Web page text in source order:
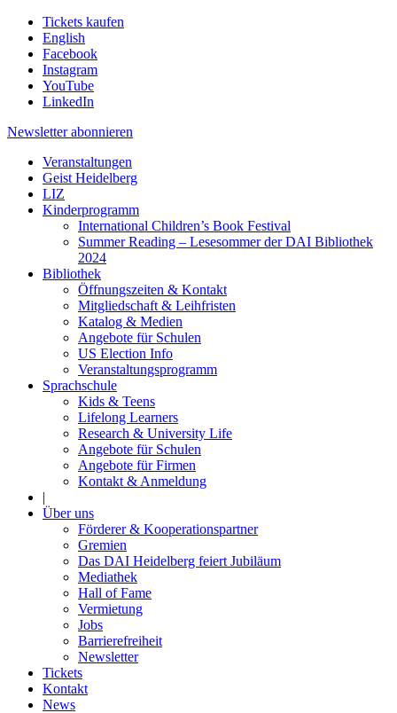
Tickets kaufen
English
Facebook
Instagram
YouTube
LinkedIn
Newsletter abonnieren
Veranstaltungen
Geist Heidelberg
LIZ
Kinderprogramm
International Children’s Book Festival
Summer Reading – Lesesommer der DAI Bibliothek
2024
Bibliothek
Öffnungszeiten & Kontakt
Mitgliedschaft & Leihfristen
Katalog & Medien
Angebote für Schulen
US Election Info
Veranstaltungsprogramm
Sprachschule
Kids & Teens
Lifelong Learners
Research & University Life
Angebote für Schulen
Angebote für Firmen
Kontakt & Anmeldung
|
Über uns
Förderer & Kooperationspartner
Gremien
Das DAI Heidelberg feiert Jubiläum
Mediathek
Hall of Fame
Vermietung
Jobs
Barrierefreiheit
Newsletter
Tickets
Kontakt
News